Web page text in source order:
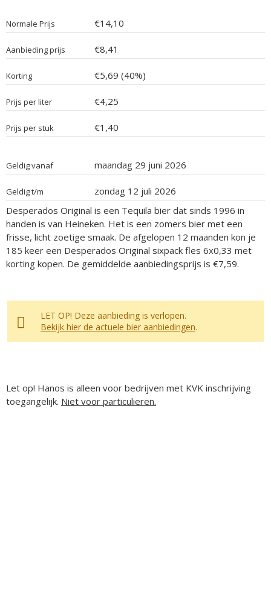
Normale Prijs €14,10
Aanbieding prijs €8,41
Korting €5,69 (40%)
Prijs per liter €4,25
Prijs per stuk €1,40
Geldig vanaf maandag 29 juni 2026
Geldig t/m
zondag 12 juli 2026
Desperados Original is een Tequila bier dat sinds 1996 in
handen is van Heineken. Het is een zomers bier met een
frisse, licht zoetige smaak. De afgelopen 12 maanden kon je
185 keer een Desperados Original sixpack fles 6x0,33 met
korting kopen. De gemiddelde aanbiedingsprijs is €7,59.
LET OP! Deze aanbieding is verlopen.
Bekijk hier de actuele bier aanbiedingen.
Let op! Hanos is alleen voor bedrijven met KVK inschrijving
toegangelijk. Niet voor particulieren.